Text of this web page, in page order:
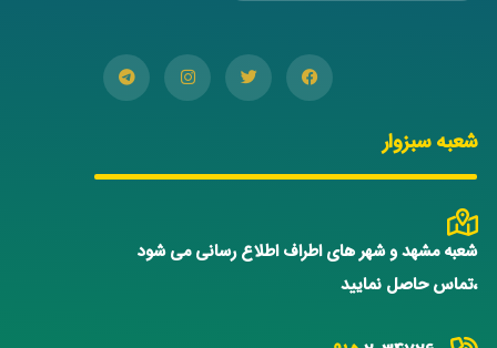
شعبه سبزوار
شعبه مشهد و شهر های اطراف اطلاع رسانی می شود
،تماس حاصل نمایید